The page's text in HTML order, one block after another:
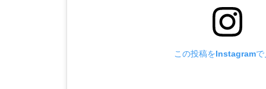
この投稿をInstagramで